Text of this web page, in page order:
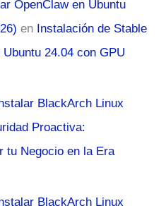
OpenClaw en Ubuntu
en Instalación de Stable
24.04 con GPU
BlackArch Linux
Proactiva:
tu Negocio en la Era
BlackArch Linux